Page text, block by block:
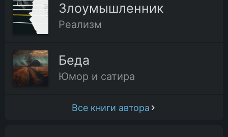
Злоумышленник
Реализм
Беда
Юмор и сатира
Все книги автора